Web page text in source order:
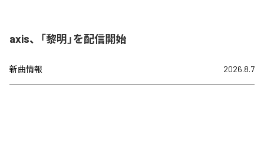
axis、「黎明」を配信開始
新曲情報 2026.8.7